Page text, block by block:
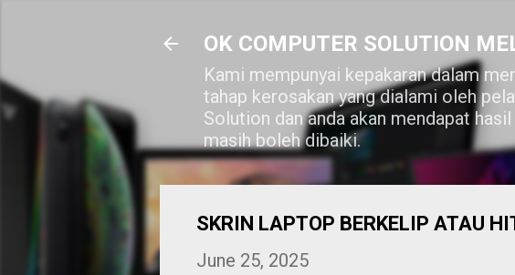
OK COMPUTER SOLUTION
Kami mempunyai kepakaran dalam
tahap kerosakan yang dialami oleh
Solution dan anda akan mendapat
masih boleh dibaiki.
SKRIN LAPTOP BERKELIP ATAU
June 25, 2025